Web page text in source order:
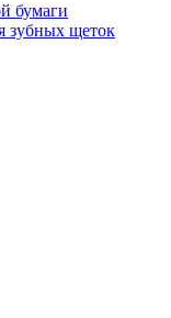
бумаги
зубных щеток